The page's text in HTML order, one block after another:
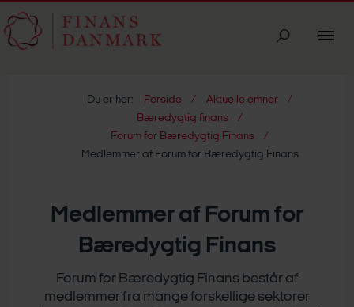
Du er her: Forside
Aktuelle emner
Bæredygtig finans
Forum for Bæredygtig Finans
Medlemmer af Forum for Bæredygtig Finans
Medlemmer af Forum for
Bæredygtig Finans
Forum for Bæredygtig Finans består af
medlemmer fra mange forskellige sektorer